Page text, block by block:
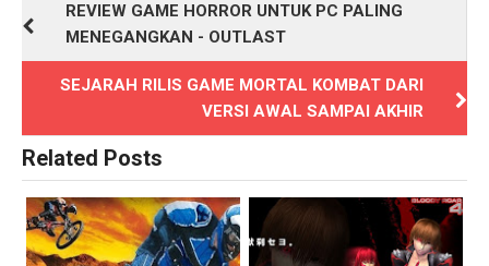
REVIEW GAME HORROR UNTUK PC PALING
MENEGANGKAN - OUTLAST
SEJARAH RILIS GAME MORTAL KOMBAT DARI
VERSI AWAL SAMPAI AKHIR
Related Posts